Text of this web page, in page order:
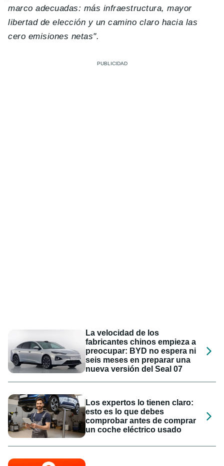
marco adecuadas: más infraestructura, mayor
libertad de elección y un camino claro hacia las
cero emisiones netas".
La velocidad de los
fabricantes chinos empieza a
preocupar: BYD no espera ni
seis meses en preparar una
nueva versión del Seal 07
Los expertos lo tienen claro:
esto es lo que debes
comprobar antes de comprar
un coche eléctrico usado